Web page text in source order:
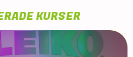
KURSER